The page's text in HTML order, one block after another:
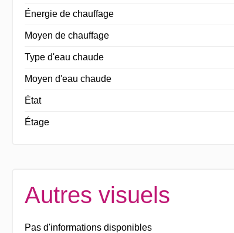
Énergie de chauffage
Moyen de chauffage
Type d'eau chaude
Moyen d'eau chaude
État
Étage
Autres visuels
Pas d'informations disponibles